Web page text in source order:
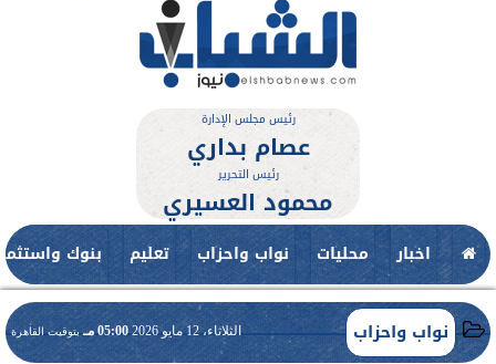
رئيس مجلس الإدارة
عصام بداري
رئيس التحرير
محمود العسيري
اخبار محليات نواب واحزاب تعليم بنوك
نواب واحزاب الثلاثاء، 12 مايو 2026 05:00 مـ بتوقيت القاهرة